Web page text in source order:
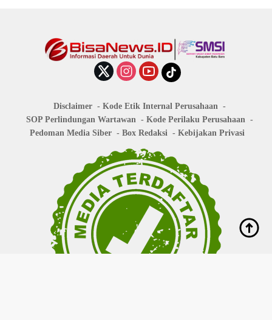
Disclaimer
Kode Etik Internal Perusahaan
SOP Perlindungan Wartawan
Kode Perilaku Perusahaan
Pedoman Media Siber
Box Redaksi Kebijakan Privasi